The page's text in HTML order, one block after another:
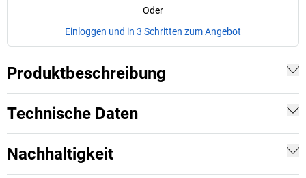
Oder
Einloggen und in 3 Schritten zum Angebot
Produktbeschreibung
Technische Daten
Nachhaltigkeit